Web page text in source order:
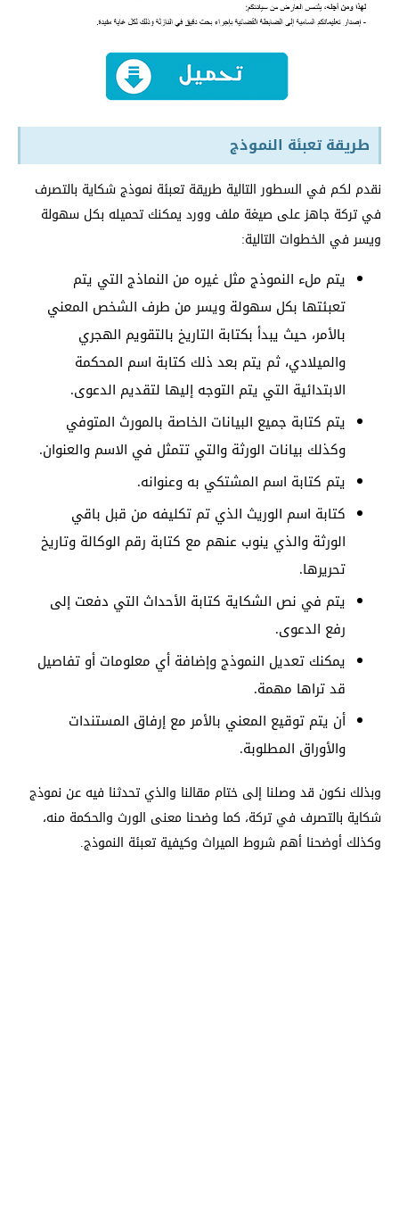
طريقة تعبئة النموذج
نقدم لكم في السطور التالية طريقة تعبئة نموذج شكاية بالتصرف
في تركة جاهز على صيغة ملف وورد يمكنك تحميله بكل سهولة
ويسر في الخطوات التالية:
يتم ملء النموذج مثل غيره من النماذج التي يتم
تعبئتها بكل سهولة ويسر من طرف الشخص المعني
بالأمر، حيث يبدأ بكتابة التاريخ بالتقويم الهجري
والميلادي، ثم يتم بعد ذلك كتابة اسم المحكمة
الابتدائية التي يتم التوجه إليها لتقديم الدعوى.
يتم كتابة جميع البيانات الخاصة بالمورث المتوفي
وكذلك بيانات الورثة والتي تتمثل في الاسم والعنوان.
يتم كتابة اسم المشتكي به وعنوانه.
كتابة اسم الوريث الذي تم تكليفه من قبل باقي
الورثة والذي ينوب عنهم مع كتابة رقم الوكالة وتاريخ
تحريرها.
يتم في نص الشكاية كتابة الأحداث التي دفعت إلى
رفع الدعوى.
يمكنك تعديل النموذج وإضافة أي معلومات أو تفاصيل
قد تراها مهمة.
أن يتم توقيع المعني بالأمر مع إرفاق المستندات
والأوراق المطلوبة.
وبذلك نكون قد وصلنا إلى ختام مقالنا والذي تحدثنا فيه عن نموذج
شكاية بالتصرف في تركة، كما وضحنا معنى الورث والحكمة منه،
وكذلك أوضحنا أهم شروط الميراث وكيفية تعبئة النموذج.